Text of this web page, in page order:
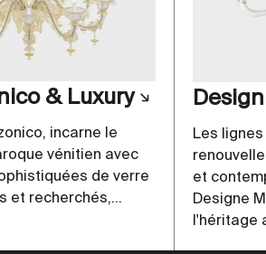
& Luxury
incarne le
vénitien avec
de verre
et recherchés,...
Les
et
Designe
l'héritage